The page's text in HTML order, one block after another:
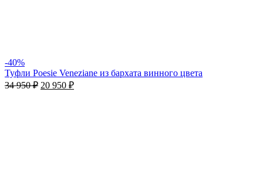
-40%
Туфли Poesie Veneziane из бархата винного цвета
34 950₽ 20 950 ₽